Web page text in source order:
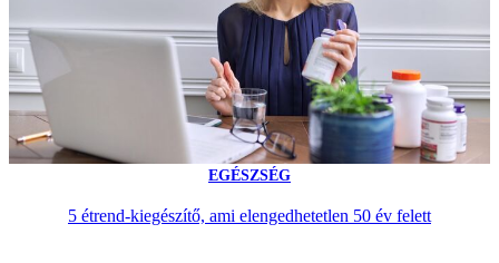
EGÉSZSÉG
5 étrend-kiegészítő, ami elengedhetetlen 50 év felett